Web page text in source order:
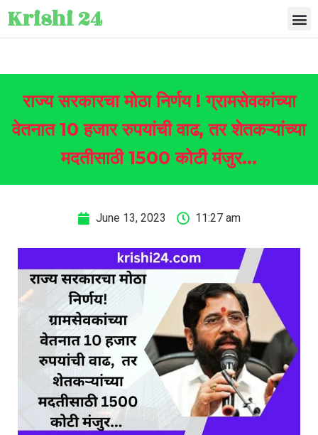
Krishi 24
राज्य सरकारचा मोठा निर्णय ! ग्रामसेवकांच्या
वेतनात 10 हजार रुपयांची वाढ, तर शेतकऱ्यांच्या
मदतीसाठी 1500 कोटी मंजुर…
June 13, 2023 11:27 am